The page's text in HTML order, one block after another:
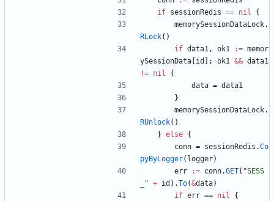
if sessionRedis == nil
{
memorySessionDataLock.
RLock( )
if data1, ok1 := memor
ySessionData id ; ok1 && data1
!= nil
{
data = data1
}
memorySessionDataLock.
RUnlock( )
} else {
conn = sessionRedis .Co
pyByLogger( logger)
err
:= conn.GET( "SESS
_" + id ) .To(&data)
if err == nil
{